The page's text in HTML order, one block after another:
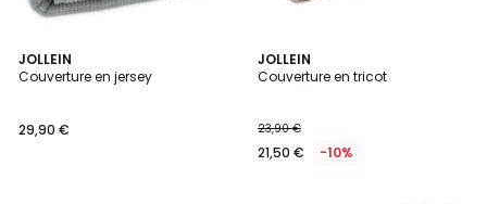
JOLLEIN
Couverture en jersey
29,90 €
JOLLEIN
Couverture en tricot
23,90 €
21,50 € -10%
3
Couleurs